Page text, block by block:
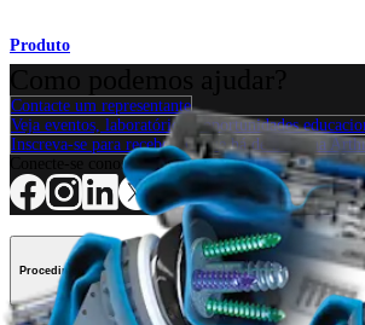
Produto
Contacte um representante
Veja eventos, laboratórios e oportunidades
Inscreva-se para receber: O que há de novo na
Conecte-se conosco
Procedimento